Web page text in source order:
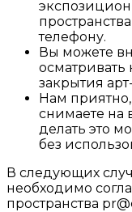
телефону.
Вы можете
осматривать
закрытия
Нам
снимаете на
делать это
без
В следующих
необходимо
пространства